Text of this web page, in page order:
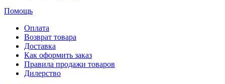
Помощь
Оплата
Возврат товара
Доставка
Как оформить заказ
Правила продажи товаров
Дилерство